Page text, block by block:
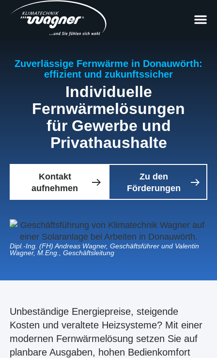
Zuverlässige Fernwärme in Donauwörth:
effizient und zukunftssicher
Individuelle
Fernwärmelösungen
für Gewerbe und
Privathaushalte
Kontakt
aufnehmen
Zu den
Förderungen
Dipl.-Ing. (FH) Andreas Wagner, Geschäftsführer und Valentin
Wagner, M.Eng., Geschäftsleitung
Unbeständige Energiepreise, steigende
Kosten und veraltete Heizsysteme? Mit einer
modernen Fernwärmelösung setzen Sie auf
planbare Ausgaben, hohen Bedienkomfort